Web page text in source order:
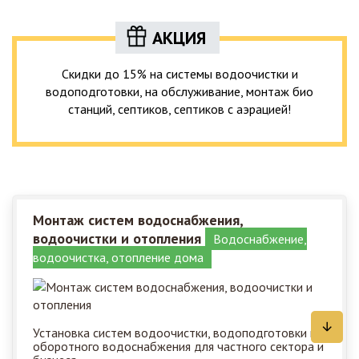
АКЦИЯ
Скидки до 15% на системы водоочистки и
водоподготовки, на обслуживание, монтаж био
станций, септиков, септиков с аэрацией!
Монтаж систем водоснабжения,
водоочистки и отопления
Водоснабжение,
водоочистка, отопление дома
Установка систем водоочистки, водоподготовки и
оборотного водоснабжения для частного сектора и